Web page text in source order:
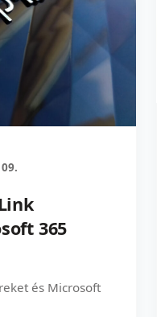
365
és Microsoft